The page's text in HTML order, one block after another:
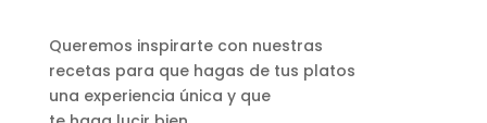
Queremos inspirarte con nuestras
recetas para que hagas de tus platos
una experiencia única y que